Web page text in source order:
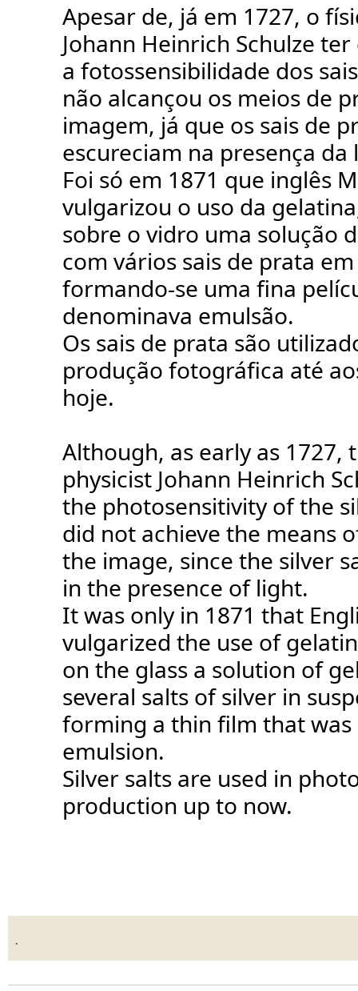
Apesar de, já em 1727, o
Johann Heinrich Schulze
a fotossensibilidade dos
não alcançou os meios de
imagem, já que os sais de
escureciam na presença da
Foi só em 1871 que inglês
vulgarizou o uso da
sobre o vidro uma solução
com vários sais de prata
formando-se uma fina
denominava emulsão.
Os sais de prata são
produção fotográfica até
hoje.
Although, as early as 1727,
physicist Johann Heinrich
the photosensitivity of the
did not achieve the means
the image, since the silver
in the presence of light.
It was only in 1871 that
vulgarized the use of
on the glass a solution of
several salts of silver in
forming a thin film that was
emulsion.
Silver salts are used in
production up to now.
.